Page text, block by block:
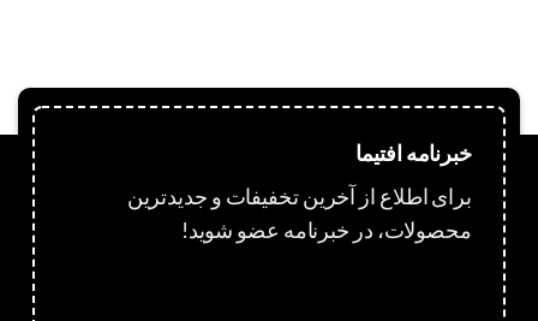
خبرنامه افتیما
برای اطلاع از آخرین تخفیفات و جدیدترین
محصولات، در خبرنامه عضو شوید!